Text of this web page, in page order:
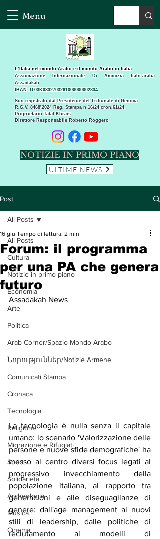
Menu
Sito registrato dal Presidente del Tribunale di Genova
R.G.V. 8468\2024 Reg. Stampa n 16\24 cron.61\24 ​
Proprietario Talal Khrais
Direttore Responsabile Roberto Roggero
L’Italia nel mondo Arabo e il mondo Arabo in Italia
Associazione Internazionale Di Amicizia Italo-araba
Assadakah
IBAN: IT03K0832703261000000002834
NOTIZIE IN PRIMO PIANO
ULTIME NEWS
Post
All Posts
Cultura
Notizie in primo piano
Economia
Arte
Politica
Arab Corner/Spazio Mondo Arabo
Նորություններ/Notizie Armene
Comunicati Stampa
Cronaca
Tecnologia
Religione
Migrazione e Rifugiati
Sport
Solidarietà
Archeologia
Musica
Cinema
All Posts
Forum: il programma
per una PA che genera
futuro
16 giu Tempo di lettura: 2 min
Assadakah News
La tecnologia è nulla senza il capitale
umano: lo scenario 'Valorizzazione delle
persone e nuove sfide demografiche' ha
messo al centro diversi focus legati al
progressivo invecchiamento della
popolazione italiana, al rapporto tra
generazioni e alle diseguaglianze di
genere: dall'age management ai nuovi
stili di leadership, dalle politiche di
reclutamento ai modelli di